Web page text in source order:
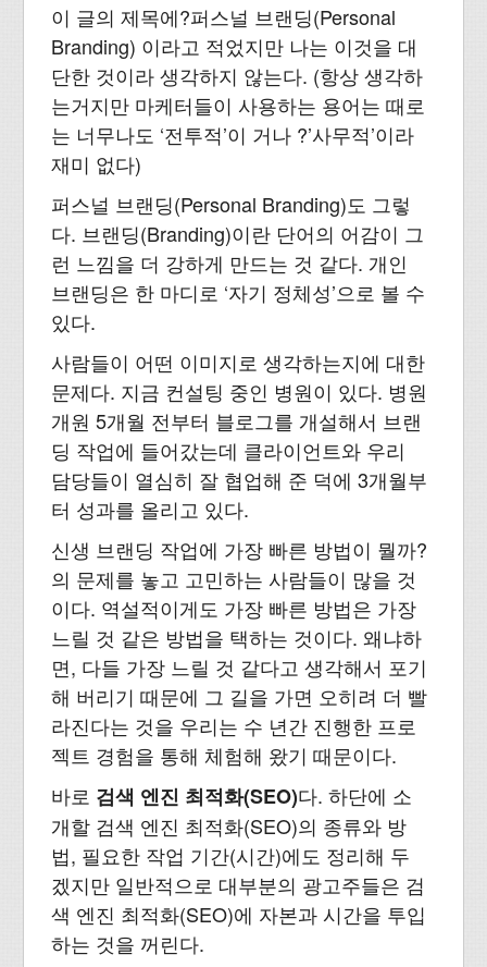
이 글의 제목에?퍼스널 브랜딩(Personal
Branding) 이라고 적었지만 나는 이것을 대
단한 것이라 생각하지 않는다. (항상 생각하
는거지만 마케터들이 사용하는 용어는 때로
는 너무나도 ‘전투적’이 거나 ?’사무적’이라
재미 없다)
퍼스널 브랜딩(Personal Branding)도 그렇
다. 브랜딩(Branding)이란 단어의 어감이 그
런 느낌을 더 강하게 만드는 것 같다. 개인
브랜딩은 한 마디로 ‘자기 정체성’으로 볼 수
있다.
사람들이 어떤 이미지로 생각하는지에 대한
문제다. 지금 컨설팅 중인 병원이 있다. 병원
개원 5개월 전부터 블로그를 개설해서 브랜
딩 작업에 들어갔는데 클라이언트와 우리
담당들이 열심히 잘 협업해 준 덕에 3개월부
터 성과를 올리고 있다.
신생 브랜딩 작업에 가장 빠른 방법이 뭘까?
의 문제를 놓고 고민하는 사람들이 많을 것
이다. 역설적이게도 가장 빠른 방법은 가장
느릴 것 같은 방법을 택하는 것이다. 왜냐하
면, 다들 가장 느릴 것 같다고 생각해서 포기
해 버리기 때문에 그 길을 가면 오히려 더 빨
라진다는 것을 우리는 수 년간 진행한 프로
젝트 경험을 통해 체험해 왔기 때문이다.
바로 검색 엔진 최적화(SEO)다. 하단에 소
개할 검색 엔진 최적화(SEO)의 종류와 방
법, 필요한 작업 기간(시간)에도 정리해 두
겠지만 일반적으로 대부분의 광고주들은 검
색 엔진 최적화(SEO)에 자본과 시간을 투입
하는 것을 꺼린다.